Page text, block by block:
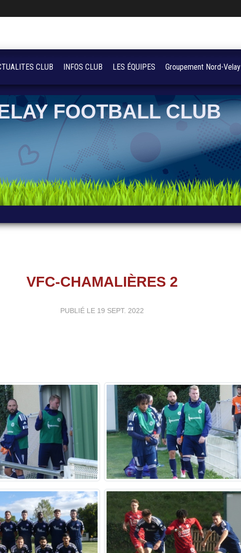
FOOTBALL CLUB
VFC-CHAMALIÈRES 2
PUBLIÉ LE 19 SEPT. 2022
CLUB INFOS CLUB LES ÉQUIPES Groupement Nord-Velay